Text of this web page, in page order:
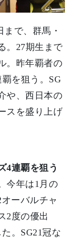
で、群馬・
。27期生まで
。昨年覇者の
を狙う。SG
や、西日本の
スを盛り上げ
4連覇を狙う
今年は1月の
ーバルチャ
2度の優出
。SG21冠な